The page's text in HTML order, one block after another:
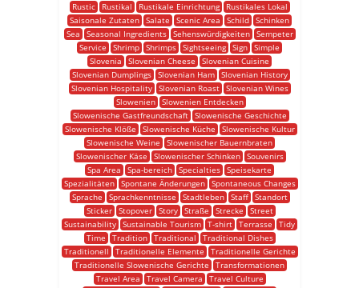
Rustic
Rustikal Rustikale Einrichtung
Rustikales Lokal
Saisonale Zutaten Salate Scenic Area Schild Schinken
Sea
Seasonal Ingredients Sehenswürdigkeiten
Sempeter
Service
Shrimp Shrimps Sightseeing Sign Simple
Slovenia
Slovenian Cheese
Slovenian Cuisine
Slovenian Dumplings
Slovenian Ham
Slovenian History
Slovenian Hospitality
Slovenian Roast
Slovenian Wines
Slowenien
Slowenien Entdecken
Slowenische Gastfreundschaft
Slowenische Geschichte
Slowenische Klöße
Slowenische Küche
Slowenische Kultur
Slowenische Weine
Slowenischer Bauernbraten
Slowenischer Käse
Slowenischer Schinken
Souvenirs
Spa Area
Spa-bereich Specialties Speisekarte
Spezialitäten
Spontane Änderungen
Spontaneous Changes
Sprache
Sprachkenntnisse Stadtleben Staff
Standort
Sticker
Stopover Story Straße Strecke
Street
Sustainability Sustainable Tourism T-shirt Terrasse
Tidy
Time
Tradition Traditional
Traditional Dishes
Traditionell
Traditionelle Elemente
Traditionelle Gerichte
Traditionelle Slowenische Gerichte
Transformationen
Travel Area
Travel Camera
Travel Culture